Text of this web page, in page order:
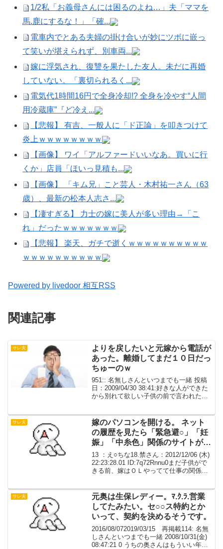
1/2私「お義母さんには困るのよね…」夫「ママを
馬.鹿にするな！」「確...
電車内でとある夫婦の掛け合いが妙にツボに嵌っ
て笑いが堪えられず、別車両...
嫁に浮気され、復讐を果たした友人。未だに再婚
していない。「裏切られるく...
電気代1時間16円で全身冷却!? 全身を冷やす“人間
用冷蔵庫”『ど冷え...
【悲報】 有吉、一般人に「ド正論」を叩きつけて
炎上ｗｗｗｗｗｗｗｗ
【画像】 ワイ「アルファードいいなあ。買いに行
くか」店員「ほいっ見積も...
【画像】 「キム兄」こと芸人・木村祐一さん（63
歳）、最新の松本人志さ...
【凄すぎる】 力士の嫁に美人が多い理由→「こ
れ」だったｗｗｗｗｗｗｗ
【悲報】 楽天、ガチで逝くｗｗｗｗｗｗｗｗｗｗ
ｗｗｗｗｗｗｗｗｗｗ
Powered by livedoor 相互RSS
関連記事
サレ夫
よりを戻したいと元嫁から電話が
あった。離婚してまだ１０日だっ
ちゅーのｗ
951:: 名無しさんといつまでも一緒 投稿
日：2009/04/30 38:41:好きな人ができた
から別れて欲しい子供の前で言われた
く、慰謝料はいらないから別れて下さ...
サレ夫
嫁のパソコンを開ける。 ネット
の履歴を見たら「緊急避○」「妊
娠」「中糸色」関係のサイトが
わんさか出てきた。
13 ：え○ちな18.禁さん：2012/12/06 (木)
22:23:28.01 ID:7q72Rnnu0まだ子供がで
きる前、嫁はＯＬやってて仕事の関係で
帰ってくると...
サレ夫
元奥は生保レディー。ﾏ.ｸ.ﾗ.営業
してたみたい。セ○○ス特約とか
いって、契約を決めるそうです。
2016/08/072019/03/15 再掲載114: 名無
しさんといつまでも一緒 2008/10/31(金)
08:47:21 0 うちの奥さんはもういい年で